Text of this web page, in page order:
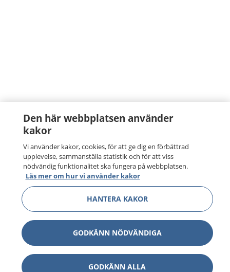
Den här webbplatsen använder
kakor
Vi använder kakor, cookies, för att ge dig en förbättrad
upplevelse, sammanställa statistik och för att viss
nödvändig funktionalitet ska fungera på webbplatsen.
Läs mer om hur vi använder kakor
HANTERA KAKOR
GODKÄNN NÖDVÄNDIGA
GODKÄNN ALLA